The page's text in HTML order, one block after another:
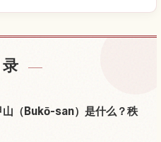
录
（Bukō-san）是什么？秩